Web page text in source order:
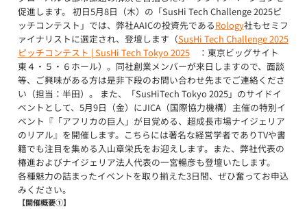
促進します。 初日5月8日（木）の「SusHi Tech Challenge 2025ピ
ッチコンテスト」では、弊社AAICの投資先であるRology社もセミフ
ァイナリストに選定され、登壇します（SusHi Tech Challenge 2025
ピッチコンテスト | SusHi Tech Tokyo 2025：東京ビッグサイト
東４・５・６ホール）。同社創業メンバーが来日しますので、面談
等、ご興味がある方は是非下段のお問い合わせ先までご連絡くださ
い（担当：半田）。 また、「SusHiTech Tokyo 2025」のサイドイ
ベントとして、5月9日（金）にJICA（国際協力機構）主催の特別イ
ベント『「アフリカの巨人」が目覚める、超成長市場ナイジェリア
のリアル』を開催します。こちらには著名な経営学者でありTVや書
籍でも注目を集める入山章栄氏をお迎えします。また、弊社代表の
椿進およびナイジェリア法人代表の一宮暢彦も登壇いたします。
各種魅力の詰まったイベントを取り揃えた3日間、ぜひ奮ってお申込
みください。
【開催概要①】